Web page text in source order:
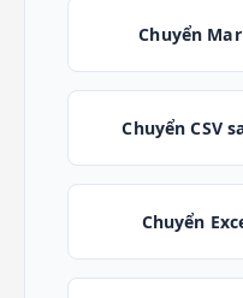
Chuyển
Chuyển CSV
Chuyển